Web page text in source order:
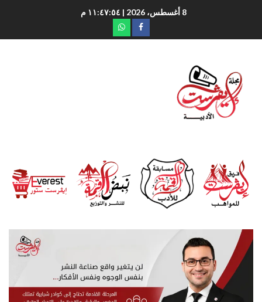
8 أغسطس، 2026 | ١١:٤٧:٥٥ م